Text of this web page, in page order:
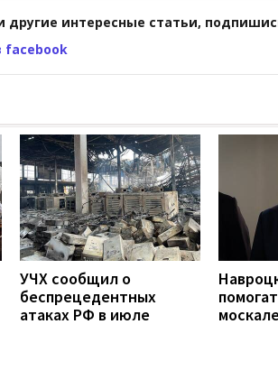
другие интересные статьи,
facebook
УЧХ сообщил о
беспрецедентных
атаках РФ в июле